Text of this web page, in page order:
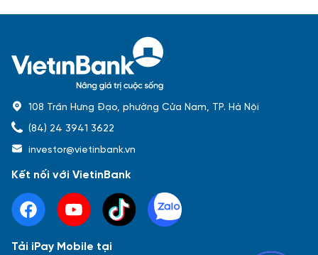
108 Trần Hưng Đạo, phường Cửa Nam, TP. Hà Nội
(84) 24 3941 3622
investor@vietinbank.vn
Kết nối với VietinBank
Tải iPay Mobile tại